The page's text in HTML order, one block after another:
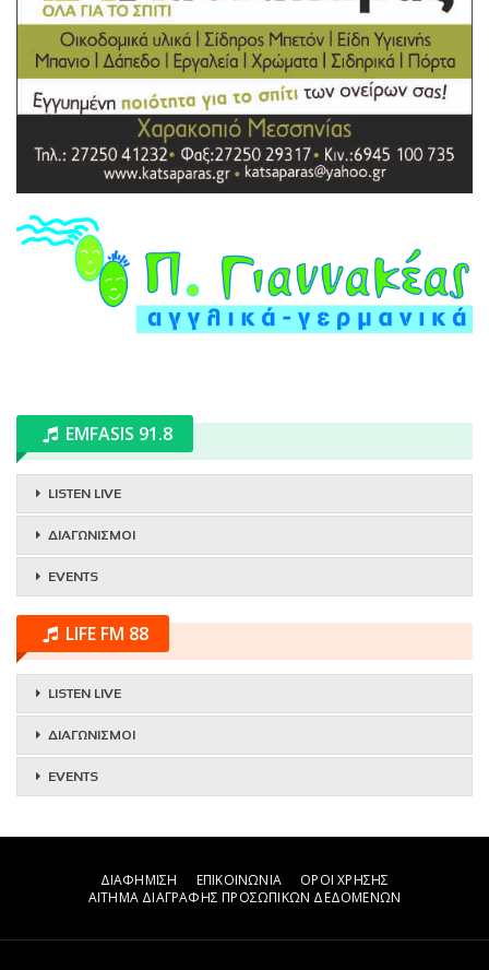
EMFASIS 91.8
LISTEN LIVE
ΔΙΑΓΩΝΙΣΜΟΙ
EVENTS
LIFE FM 88
LISTEN LIVE
ΔΙΑΓΩΝΙΣΜΟΙ
EVENTS
ΔΙΑΦΗΜΙΣΗ ΕΠΙΚΟΙΝΩΝΙΑ
ΟΡΟΙ ΧΡΗΣΗΣ
ΑΙΤΗΜΑ ΔΙΑΓΡΑΦΗΣ ΠΡΟΣΩΠΙΚΩΝ ΔΕΔΟΜΕΝΩΝ